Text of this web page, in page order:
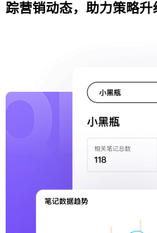
踪营销动态，助力策略升